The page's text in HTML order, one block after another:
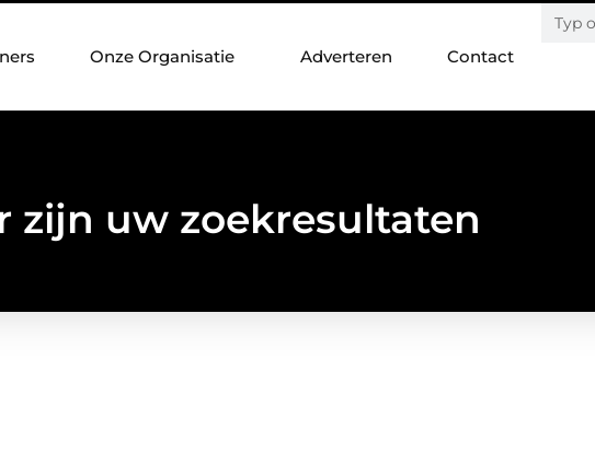
Onze Organisatie Adverteren Contact
zijn uw zoekresultaten